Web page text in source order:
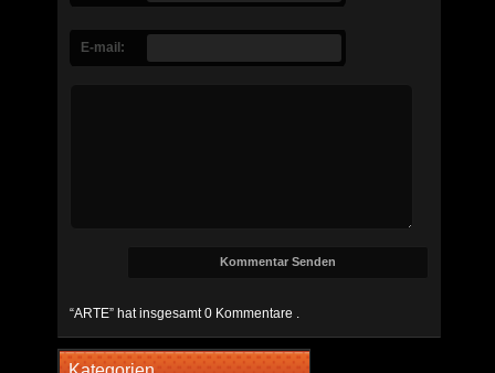
E-mail:
“ARTE” hat insgesamt 0 Kommentare .